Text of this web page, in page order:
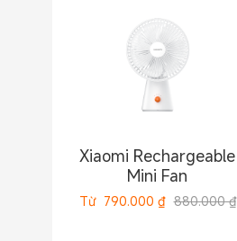
Xiaomi Rechargeable
Mini Fan
Từ 790.000 ₫ 880.000 ₫